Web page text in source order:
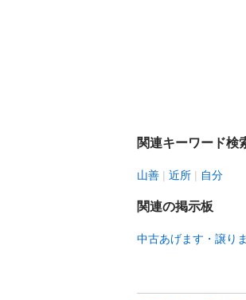
関連キーワード検
山善 近所 自分
関連の掲示板
中古あげます・譲り